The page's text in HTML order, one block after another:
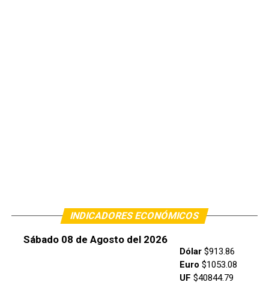
INDICADORES ECONÓMICOS
Sábado 08 de Agosto del 2026
Dólar$913.86
Euro $1053.08
UF $40844.79